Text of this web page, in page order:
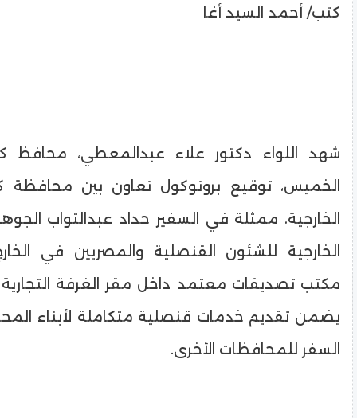
كتب/ أحمد السيد أغا
شهد اللواء دكتور علاء عبدالمعطي، محافظ
الخميس، توقيع بروتوكول تعاون بين محافظة
الخارجية، ممثلة في السفير حداد عبدالتواب
الخارجية للشئون القنصلية والمصريين في
مكتب تصديقات معتمد داخل مقر الغرفة التجارية
يضمن تقديم خدمات قنصلية متكاملة لأبناء
السفر للمحافظات الأخرى.